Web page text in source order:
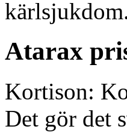
Atarax
Kortison:
Det gör det